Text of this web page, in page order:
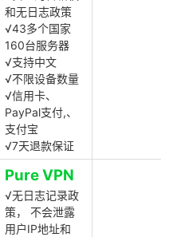
和无日志政策
√43多个国家
160台服务器
√支持中文
√不限设备数量
√信用卡、
PayPal支付,、
支付宝
√7天退款保证
Pure VPN
√无日志记录政
策， 不会泄露
用户IP地址和